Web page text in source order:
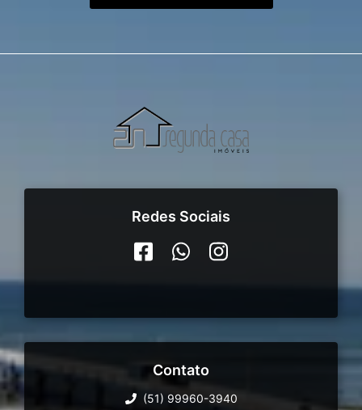
Redes Sociais
Contato
(51) 99960-3940